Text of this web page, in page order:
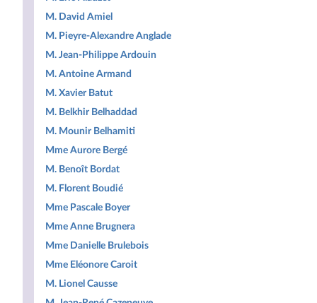
M. David Amiel
M. Pieyre-Alexandre Anglade
M. Jean-Philippe Ardouin
M. Antoine Armand
M. Xavier Batut
M. Belkhir Belhaddad
M. Mounir Belhamiti
Mme Aurore Bergé
M. Benoît Bordat
M. Florent Boudié
Mme Pascale Boyer
Mme Anne Brugnera
Mme Danielle Brulebois
Mme Eléonore Caroit
M. Lionel Causse